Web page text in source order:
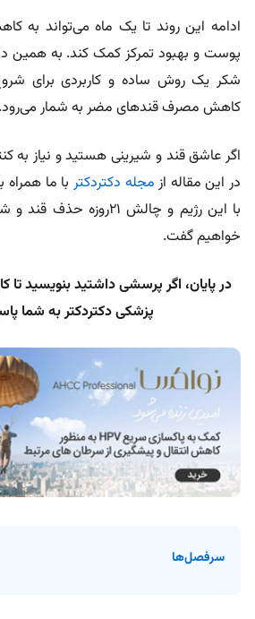
ادامه این روند تا یک ماه می‌تواند به
پوست و بهبود تمرکز کمک کند. به همین
شکر یک روش ساده و کاربردی برای
کاهش مصرف قندهای مضر به شمار می‌رود.
اگر عاشق قند و شیرینی هستید و نیاز به
در این مقاله از مجله دکتردکتر با ما همراه
با این رژیم و چالش
خواهیم گفت.
در پایان، اگر پرسشی داشتید بنویسید
پزشکی دکتردکتر به شما
سرفصل‌ها